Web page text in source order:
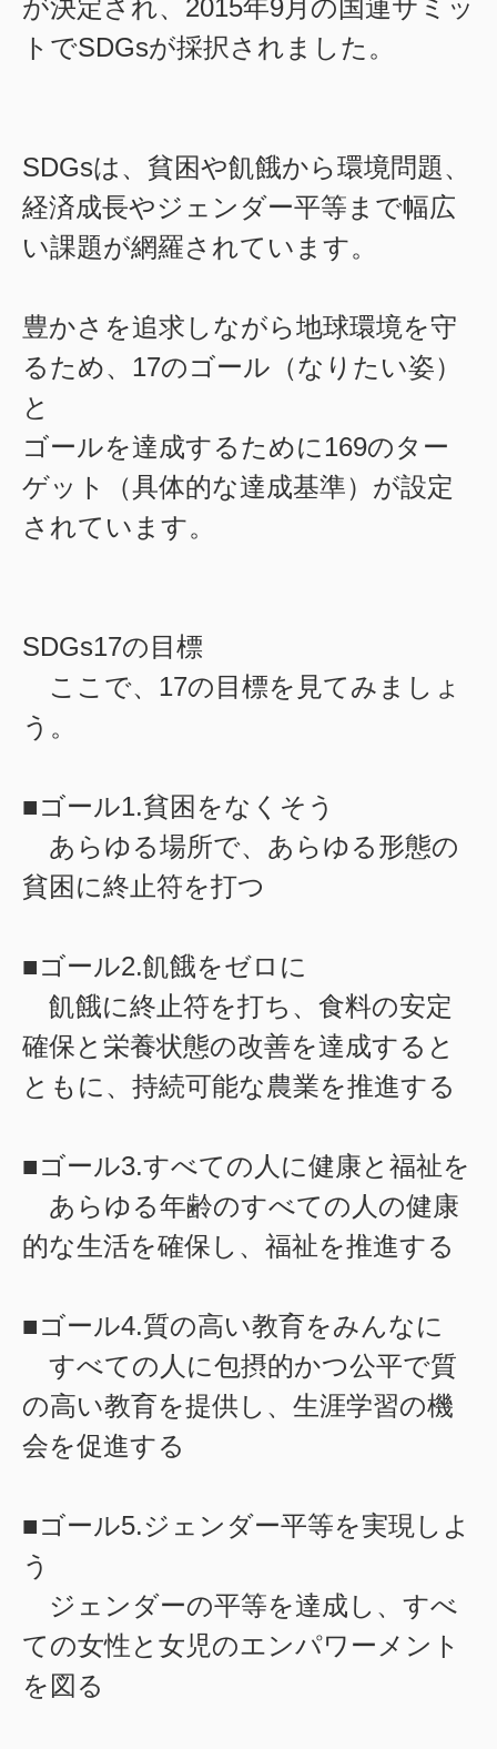
が決定され、2015年9月の国連サミッ
トでSDGsが採択されました。
SDGsは、貧困や飢餓から環境問題、
経済成長やジェンダー平等まで幅広
い課題が網羅されています。
豊かさを追求しながら地球環境を守
るため、17のゴール（なりたい姿）
と
ゴールを達成するために169のター
ゲット（具体的な達成基準）が設定
されています。
SDGs17の目標
ここで、17の目標を見てみましょ
う。
■ゴール1.貧困をなくそう
あらゆる場所で、あらゆる形態の
貧困に終止符を打つ
■ゴール2.飢餓をゼロに
飢餓に終止符を打ち、食料の安定
確保と栄養状態の改善を達成すると
ともに、持続可能な農業を推進する
■ゴール3.すべての人に健康と福祉を
あらゆる年齢のすべての人の健康
的な生活を確保し、福祉を推進する
■ゴール4.質の高い教育をみんなに
すべての人に包摂的かつ公平で質
の高い教育を提供し、生涯学習の機
会を促進する
■ゴール5.ジェンダー平等を実現しよ
う
ジェンダーの平等を達成し、すべ
ての女性と女児のエンパワーメント
を図る